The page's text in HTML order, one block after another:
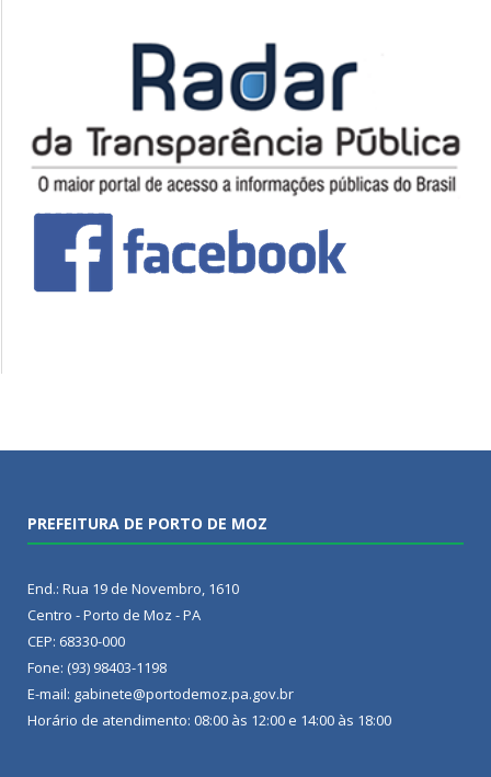
PREFEITURA DE PORTO DE MOZ
End.: Rua 19 de Novembro, 1610
Centro - Porto de Moz - PA
CEP: 68330-000
Fone: (93) 98403-1198
E-mail: gabinete@portodemoz.pa.gov.br
Horário de atendimento: 08:00 às 12:00 e 14:00 às 18:00